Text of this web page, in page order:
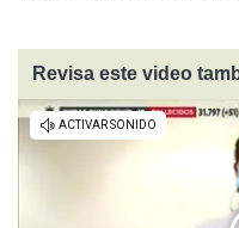
Revisa este video